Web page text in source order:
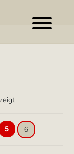
Nach
sortiert
5 6